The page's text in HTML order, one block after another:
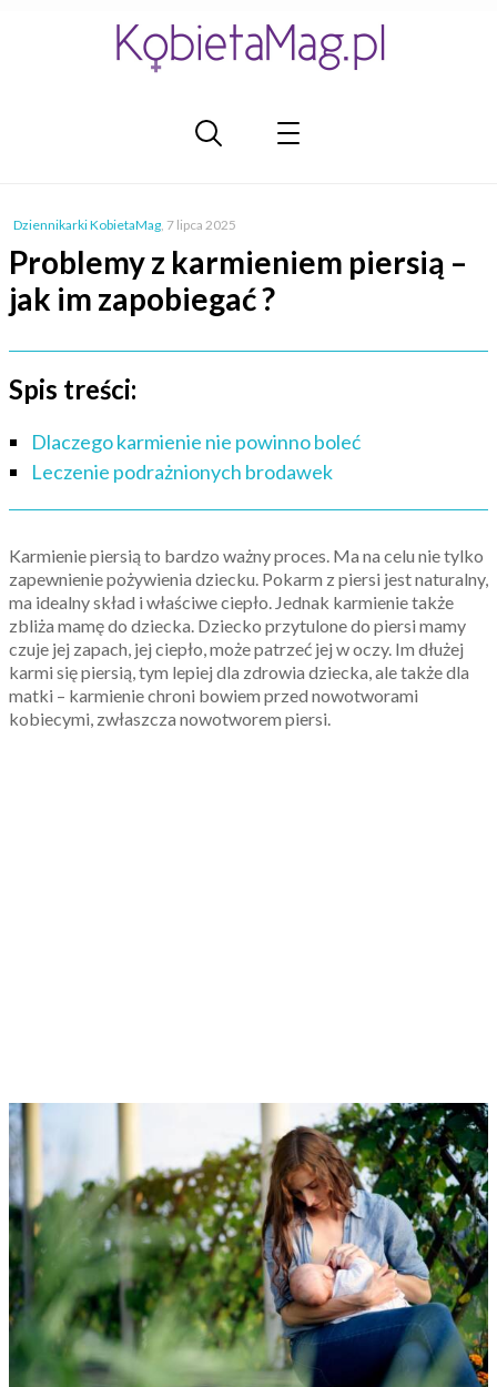
Dziennikarki KobietaMag, 7 lipca 2025
Problemy z karmieniem piersią –
jak im zapobiegać ?
Spis treści:
Dlaczego karmienie nie powinno boleć
Leczenie podrażnionych brodawek
Karmienie piersią to bardzo ważny proces. Ma na celu nie tylko
zapewnienie pożywienia dziecku. Pokarm z piersi jest naturalny,
ma idealny skład i właściwe ciepło. Jednak karmienie także
zbliża mamę do dziecka. Dziecko przytulone do piersi mamy
czuje jej zapach, jej ciepło, może patrzeć jej w oczy. Im dłużej
karmi się piersią, tym lepiej dla zdrowia dziecka, ale także dla
matki – karmienie chroni bowiem przed nowotworami
kobiecymi, zwłaszcza nowotworem piersi.